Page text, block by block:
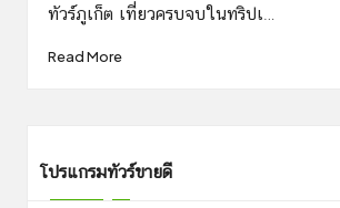
ทัวร์ภูเก็ต เที่ยวครบจบในทริปเ…
Read More
โปรแกรมทัวร์ขายดี